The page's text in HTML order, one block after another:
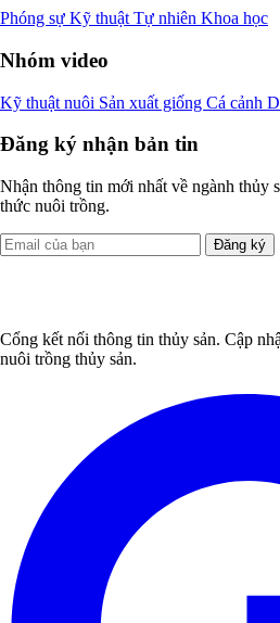
Phóng sự Kỹ thuật Tự nhiên Khoa học
Nhóm video
Kỹ thuật nuôi Sản xuất giống Cá cảnh
Đăng ký nhận bản tin
Nhận thông tin mới nhất về ngành thủy
thức nuôi trồng.
Đăng ký
Cổng kết nối thông tin thủy sản. Cập
nuôi trồng thủy sản.